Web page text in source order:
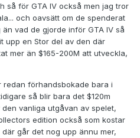
så för GTA IV också men jag tror
och oavsätt om de spenderat
vad de gjorde inför GTA IV så
upp en Stor del av den där
mer än $165-200M att utveckla,
redan förhandsbokade bara i
så blir bara det $120m
vanliga utgåvan av spelet,
edition också som kostar
går det nog upp ännu mer,